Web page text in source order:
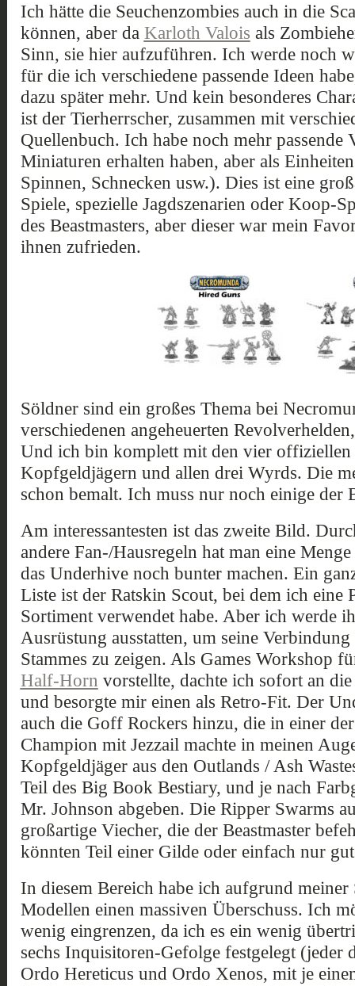
Ich hätte die Seuchenzombies auch in die
können, aber da Karloth Valois als
Sinn, sie hier aufzuführen. Ich werde noch
für die ich verschiedene passende Ideen
dazu später mehr. Und kein besonderes
ist der Tierherrscher, zusammen mit
Quellenbuch. Ich habe noch mehr
Miniaturen erhalten haben, aber als
Spinnen, Schnecken usw.). Dies ist eine
Spiele, spezielle Jagdszenarien oder Koop-
des Beastmasters, aber dieser war mein
ihnen zufrieden.
Söldner sind ein großes Thema bei
verschiedenen angeheuerten
Und ich bin komplett mit den vier offiziellen
Kopfgeldjägern und allen drei Wyrds. Die
schon bemalt. Ich muss nur noch einige der
Am interessantesten ist das zweite Bild.
andere Fan-/Hausregeln hat man eine
das Underhive noch bunter machen. Ein
Liste ist der Ratskin Scout, bei dem ich eine
Sortiment verwendet habe. Aber ich werde
Ausrüstung ausstatten, um seine
Stammes zu zeigen. Als Games Workshop
Half-Horn vorstellte, dachte ich sofort an
und besorgte mir einen als Retro-Fit. Der
auch die Goff Rockers hinzu, die in einer
Champion mit Jezzail machte in meinen
Kopfgeldjäger aus den Outlands / Ash
Teil des Big Book Bestiary, und je nach
Mr. Johnson abgeben. Die Ripper Swarms
großartige Viecher, die der Beastmaster
könnten Teil einer Gilde oder einfach nur
In diesem Bereich habe ich aufgrund
Modellen einen massiven Überschuss. Ich
wenig eingrenzen, da ich es ein wenig
sechs Inquisitoren-Gefolge festgelegt (jeder
Ordo Hereticus und Ordo Xenos, mit je